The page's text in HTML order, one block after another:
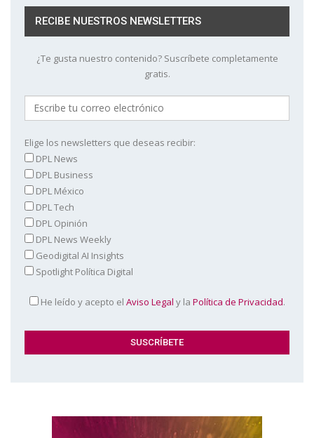
RECIBE NUESTROS NEWSLETTERS
¿Te gusta nuestro contenido? Suscríbete completamente
gratis.
Elige los newsletters que deseas recibir:
DPL News
DPL Business
DPL México
DPL Tech
DPL Opinión
DPL News Weekly
Geodigital AI Insights
Spotlight Política Digital
He leído y acepto el Aviso Legal y la Política de Privacidad.